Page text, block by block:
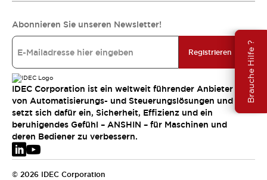
Brauche Hilfe ?
Abonnieren Sie unseren Newsletter!
Registrieren
IDEC Corporation ist ein weltweit führender Anbieter
von Automatisierungs- und Steuerungslösungen und
setzt sich dafür ein, Sicherheit, Effizienz und ein
beruhigendes Gefühl – ANSHIN – für Maschinen und
deren Bediener zu verbessern.
© 2026 IDEC Corporation